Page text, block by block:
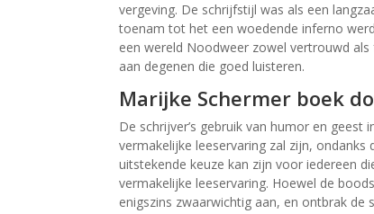
vergeving. De schrijfstijl was als een
toenam tot het een woedende inferno
een wereld Noodweer zowel vertrouwd
aan degenen die goed luisteren.
Marijke Schermer boek
De schrijver’s gebruik van humor en
vermakelijke leeservaring zal zijn, ondanks
uitstekende keuze kan zijn voor iedereen
vermakelijke leeservaring. Hoewel de
enigszins zwaarwichtig aan, en ontbrak